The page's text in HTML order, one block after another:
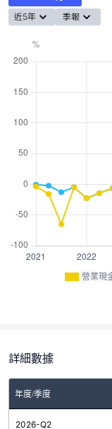
近5年 季報
營業現
詳細數據
年度/季度
2026-Q2